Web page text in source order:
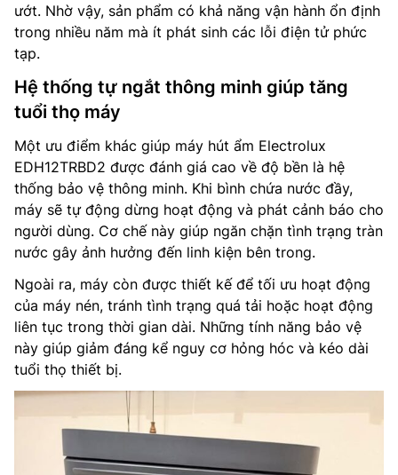
ướt. Nhờ vậy, sản phẩm có khả năng vận hành ổn định
trong nhiều năm mà ít phát sinh các lỗi điện tử phức
tạp.
Hệ thống tự ngắt thông minh giúp tăng
tuổi thọ máy
Một ưu điểm khác giúp máy hút ẩm Electrolux
EDH12TRBD2 được đánh giá cao về độ bền là hệ
thống bảo vệ thông minh. Khi bình chứa nước đầy,
máy sẽ tự động dừng hoạt động và phát cảnh báo cho
người dùng. Cơ chế này giúp ngăn chặn tình trạng tràn
nước gây ảnh hưởng đến linh kiện bên trong.
Ngoài ra, máy còn được thiết kế để tối ưu hoạt động
của máy nén, tránh tình trạng quá tải hoặc hoạt động
liên tục trong thời gian dài. Những tính năng bảo vệ
này giúp giảm đáng kể nguy cơ hỏng hóc và kéo dài
tuổi thọ thiết bị.